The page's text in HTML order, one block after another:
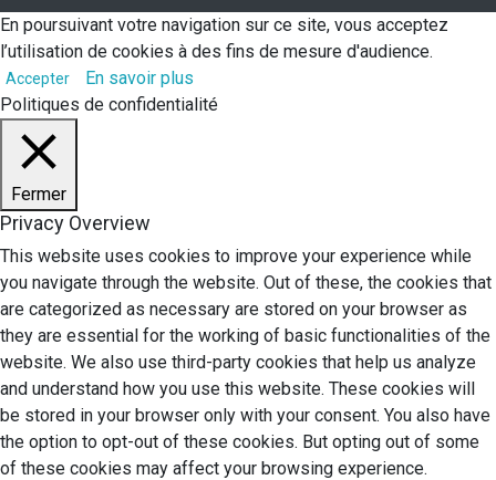
En poursuivant votre navigation sur ce site, vous acceptez
l’utilisation de cookies à des fins de mesure d'audience.
Accepter
En savoir plus
Politiques de confidentialité
Fermer
Privacy Overview
This website uses cookies to improve your experience while
you navigate through the website. Out of these, the cookies that
are categorized as necessary are stored on your browser as
they are essential for the working of basic functionalities of the
website. We also use third-party cookies that help us analyze
and understand how you use this website. These cookies will
be stored in your browser only with your consent. You also have
the option to opt-out of these cookies. But opting out of some
of these cookies may affect your browsing experience.